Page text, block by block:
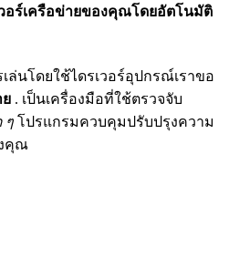
วอร์เครือข่ายของคุณโดยอัตโนมัติ
นโดยใช้ไดรเวอร์อุปกรณ์เราขอ
ย . เป็นเครื่องมือที่ใช้ตรวจจับ
ๆ โปรแกรมควบคุมปรับปรุงความ
คุณ